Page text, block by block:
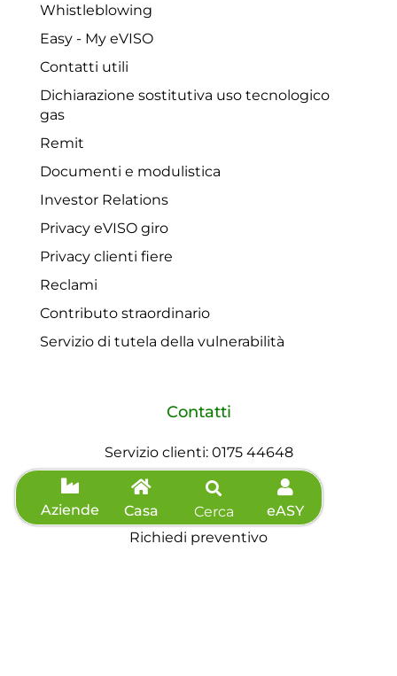
Aziende Casa Cerca eASY
Whistleblowing
Easy - My eVISO
Contatti utili
Dichiarazione sostitutiva uso tecnologico
gas
Remit
Documenti e modulistica
Investor Relations
Privacy eVISO giro
Privacy clienti fiere
Reclami
Contributo straordinario
Servizio di tutela della vulnerabilità
Contatti
Servizio clienti: 0175 44648
Telefono: 0175 44648
Fax: 0175 571039
Richiedi preventivo